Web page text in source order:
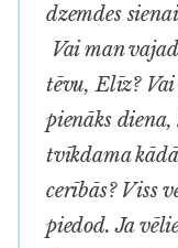
dzemdes
Vai man
tēvu, Elīz?
pienāks
tvīkdama
cerībās? Viss
piedod. Ja